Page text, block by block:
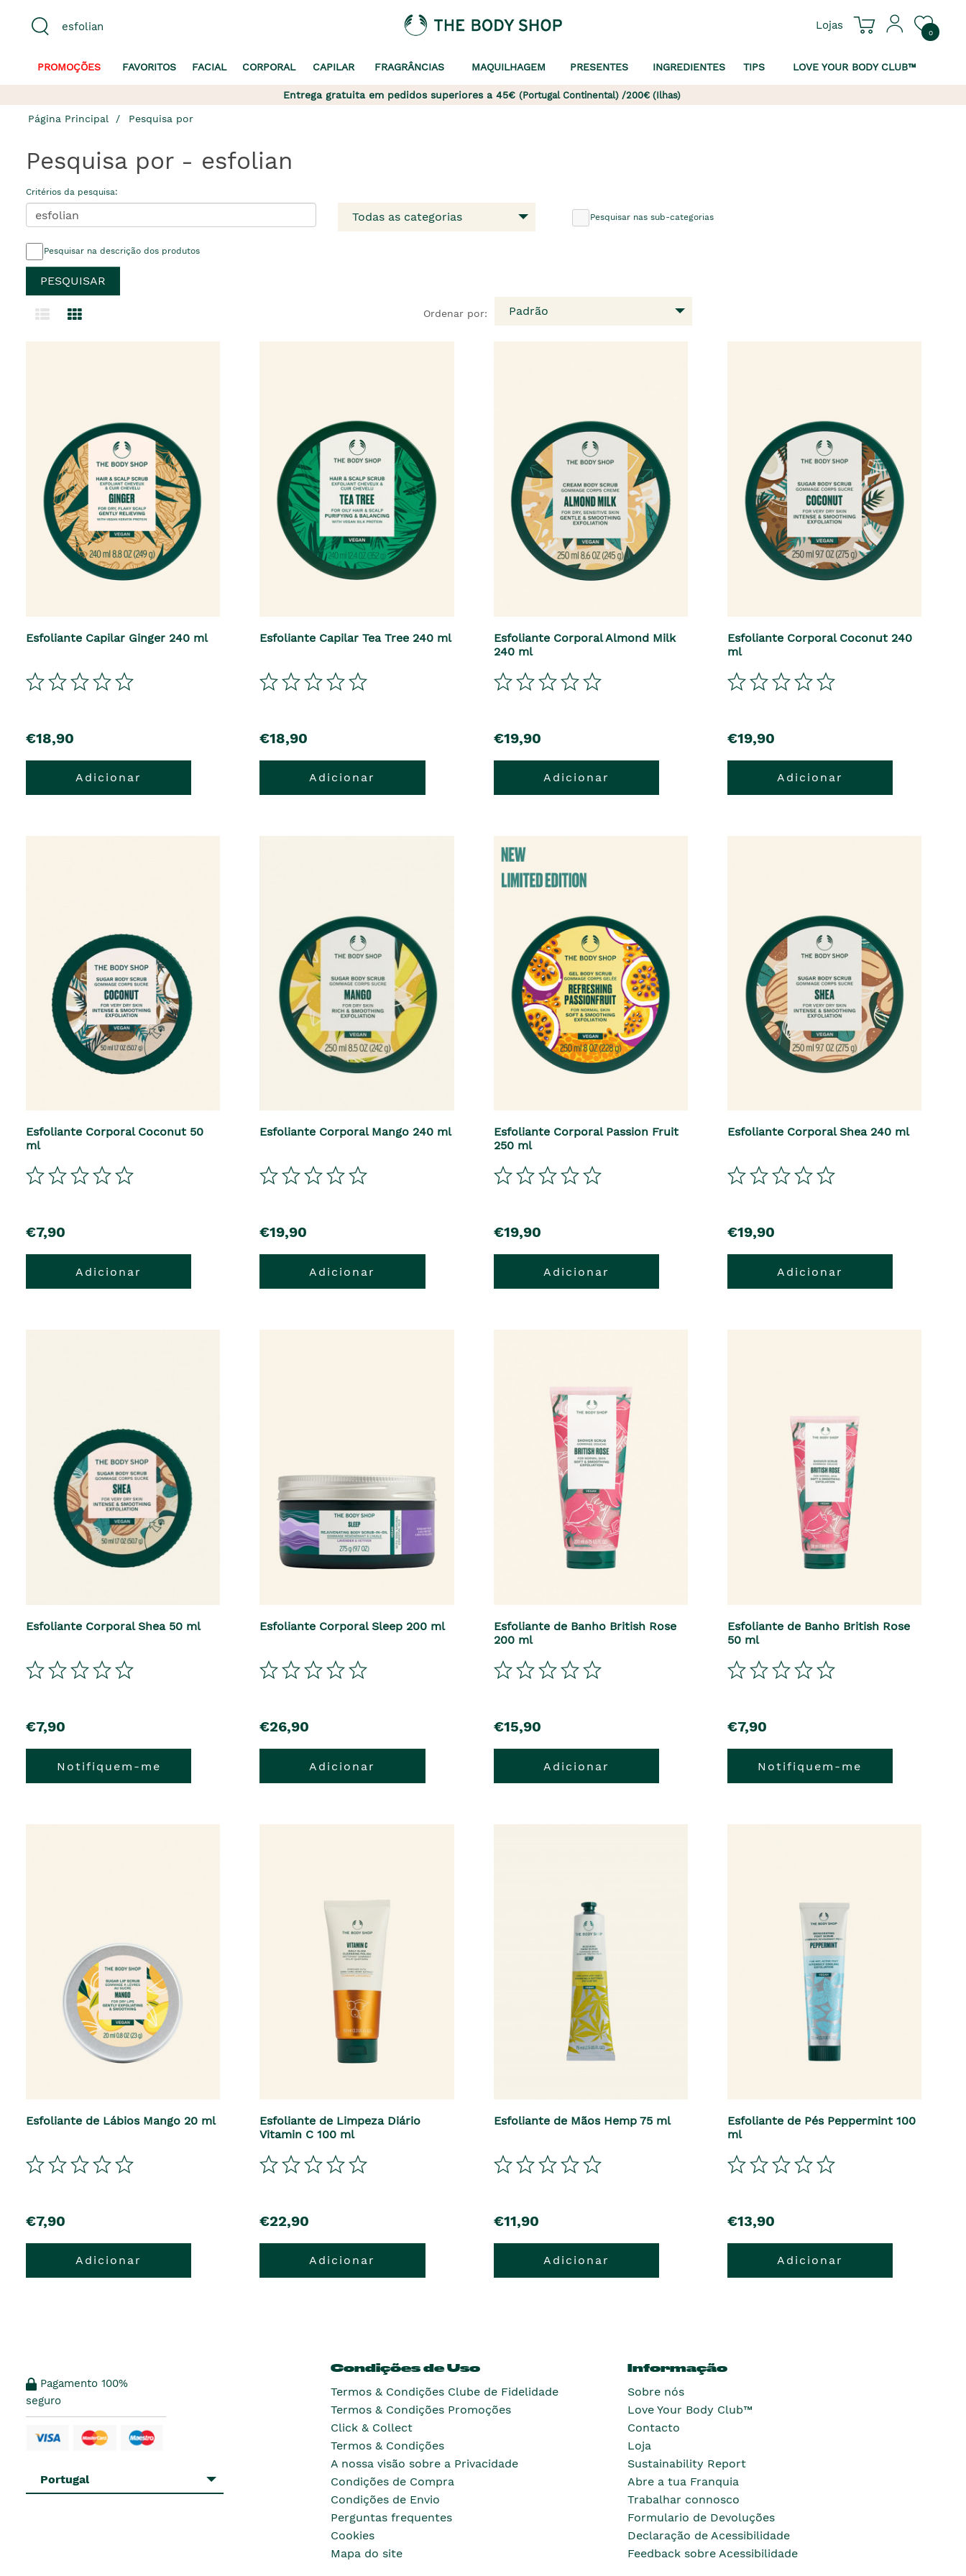
Lojas
0
PROMOÇÕES FAVORITOS FACIAL CORPORAL CAPILAR FRAGRÂNCIAS MAQUILHAGEM PRESENTES INGREDIENTES TIPS LOVE YOUR BODY CLUB™
Entrega gratuita em pedidos superiores a 45€ (Portugal Continental) /200€ (Ilhas)
Página Principal Pesquisa por
Pesquisa por - esfolian
Critérios da pesquisa:
Todas as categorias Pesquisar nas sub-categorias
Pesquisar na descrição dos produtos
Ordenar por: Padrão
Esfoliante Capilar Ginger 240 ml
€18,90
Adicionar
Esfoliante Capilar Tea Tree 240 ml
€18,90
Adicionar
Esfoliante Corporal Almond Milk
240 ml
€19,90
Adicionar
Esfoliante Corporal Coconut 240
ml
€19,90
Adicionar
Esfoliante Corporal Coconut 50
ml
€7,90
Adicionar
Esfoliante Corporal Mango 240 ml
€19,90
Adicionar
Esfoliante Corporal Passion Fruit
250 ml
€19,90
Adicionar
Esfoliante Corporal Shea 240 ml
€19,90
Adicionar
Esfoliante Corporal Shea 50 ml
€7,90
Notifiquem-me
Esfoliante Corporal Sleep 200 ml
€26,90
Adicionar
Esfoliante de Banho British Rose
200 ml
€15,90
Adicionar
Esfoliante de Banho British Rose
50 ml
€7,90
Notifiquem-me
Esfoliante de Lábios Mango 20 ml
€7,90
Adicionar
Esfoliante de Limpeza Diário
Vitamin C 100 ml
€22,90
Adicionar
Esfoliante de Mãos Hemp 75 ml
€11,90
Adicionar
Esfoliante de Pés Peppermint 100
ml
€13,90
Adicionar
Pagamento 100%
seguro
Portugal
Condições de Uso
Termos & Condições Clube de Fidelidade
Termos & Condições Promoções
Click & Collect
Termos & Condições
A nossa visão sobre a Privacidade
Condições de Compra
Condições de Envio
Perguntas frequentes
Cookies
Mapa do site
Informação
Sobre nós
Love Your Body Club™
Contacto
Loja
Sustainability Report
Abre a tua Franquia
Trabalhar connosco
Formulario de Devoluções
Declaração de Acessibilidade
Feedback sobre Acessibilidade